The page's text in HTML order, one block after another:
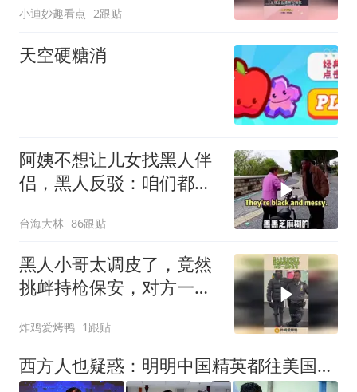
小迪妙趣看点 2跟贴
天空硬糖消
阿姨不想让儿女找黑人伴
侣，黑人反驳：咱们都是
台海大林 86跟贴
黑人小哥太调皮了，竟然
挑衅持枪保安，对方一点
炸鸡爱烤鸭 1跟贴
西方人也疑惑：明明中国精英都往美国跑，为何中国反而越来越强？